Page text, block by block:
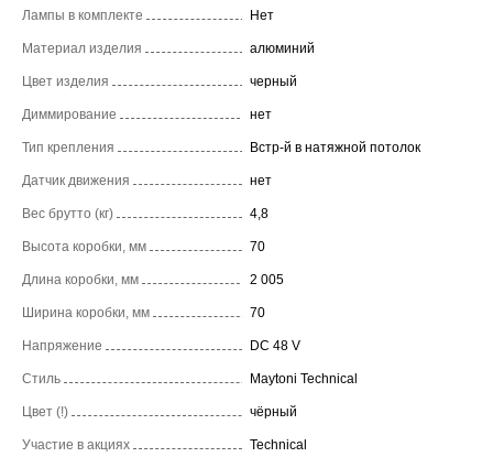
Лампы в комплекте Нет
Материал изделия алюминий
Цвет изделия черный
Диммирование нет
Тип крепления Встр-й в натяжной потолок
Датчик движения нет
Вес брутто (кг) 4,8
Высота коробки, мм 70
Длина коробки, мм 2 005
Ширина коробки, мм 70
Напряжение DC 48 V
Стиль Maytoni Technical
Цвет (!) чёрный
Участие в акциях Technical